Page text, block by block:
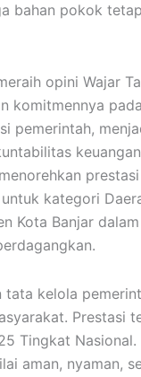
bahan pokok
opini Wajar
komitmennya
pemerintah,
kategori
Kota Banjar
kelola
Prestasi
Tingkat
aman, nyaman,